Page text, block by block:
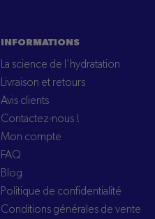
INFORMATIONS
La science de l’hydratation
Livraison et retours
Avis clients
Contactez-nous !
Mon compte
FAQ
Blog
Politique de confidentialité
Conditions générales de vente